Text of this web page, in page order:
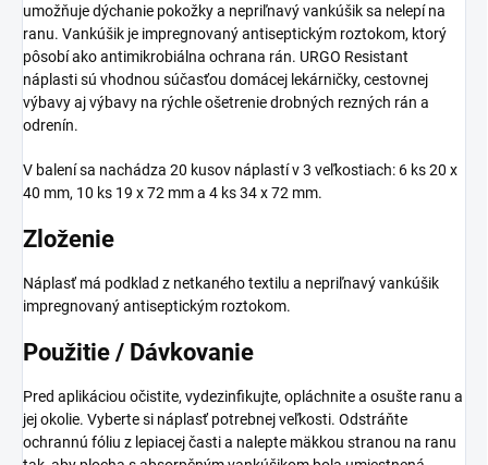
umožňuje dýchanie pokožky a nepriľnavý vankúšik sa nelepí na
ranu. Vankúšik je impregnovaný antiseptickým roztokom, ktorý
pôsobí ako antimikrobiálna ochrana rán. URGO Resistant
náplasti sú vhodnou súčasťou domácej lekárničky, cestovnej
výbavy aj výbavy na rýchle ošetrenie drobných rezných rán a
odrenín.
V balení sa nachádza 20 kusov náplastí v 3 veľkostiach: 6 ks 20 x
40 mm, 10 ks 19 x 72 mm a 4 ks 34 x 72 mm.
Zloženie
Náplasť má podklad z netkaného textilu a nepriľnavý vankúšik
impregnovaný antiseptickým roztokom.
Použitie / Dávkovanie
Pred aplikáciou očistite, vydezinfikujte, opláchnite a osušte ranu a
jej okolie. Vyberte si náplasť potrebnej veľkosti. Odstráňte
ochrannú fóliu z lepiacej časti a nalepte mäkkou stranou na ranu